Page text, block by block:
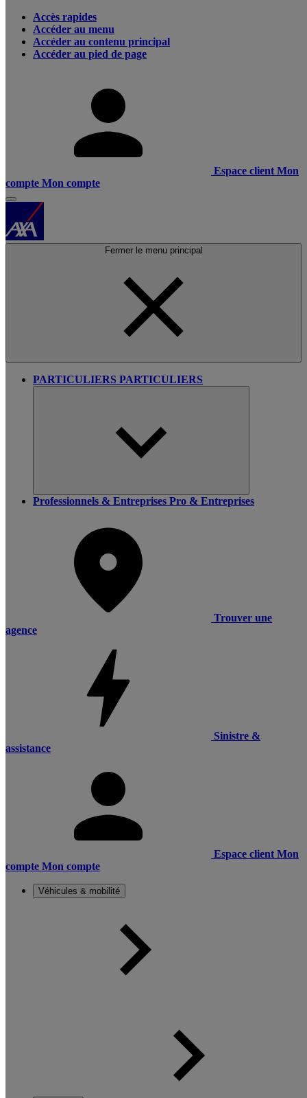
Accès rapides
Accéder au menu
Accéder au contenu principal
Accéder au pied de page
Espace client Mon
compte Mon compte
Fermer le menu principal
PARTICULIERS PARTICULIERS
Professionnels & Entreprises Pro & Entreprises
Trouver une
agence
Sinistre &
assistance
Espace client Mon
compte Mon compte
Véhicules & mobilité